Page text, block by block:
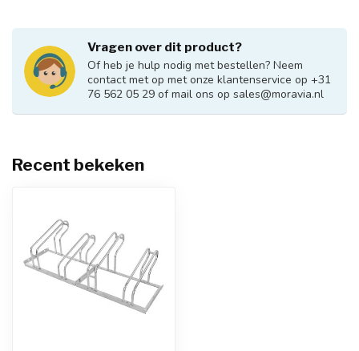
Vragen over dit product?
Of heb je hulp nodig met bestellen? Neem
contact met op met onze klantenservice op +31
76 562 05 29 of mail ons op sales@moravia.nl
Recent bekeken